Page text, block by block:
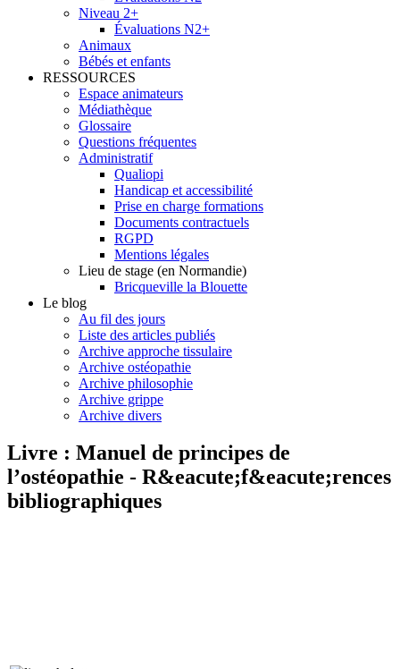
Niveau 2+
Évaluations N2+
Animaux
Bébés et enfants
RESSOURCES
Espace animateurs
Médiathèque
Glossaire
Questions fréquentes
Administratif
Qualiopi
Handicap et accessibilité
Prise en charge formations
Documents contractuels
RGPD
Mentions légales
Lieu de stage (en Normandie)
Bricqueville la Blouette
Le blog
Au fil des jours
Liste des articles publiés
Archive approche tissulaire
Archive ostéopathie
Archive philosophie
Archive grippe
Archive divers
Livre : Manuel de principes de
l’ostéopathie - R&eacute;f&eacute;rences
bibliographiques